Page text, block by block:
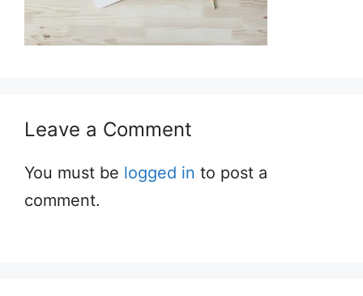
Leave a Comment
You must be logged in to post a
comment.